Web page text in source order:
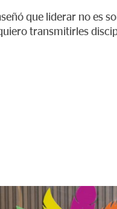
que liderar no es
transmitirles